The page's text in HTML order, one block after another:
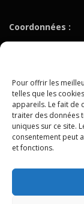
Pour offrir les
telles que les
appareils. Le fait de
traiter des données
uniques sur ce site.
consentement peut
et fonctions.
Coordonnées :
Mail :
Fédération de
Université
93430 Villetaneuse